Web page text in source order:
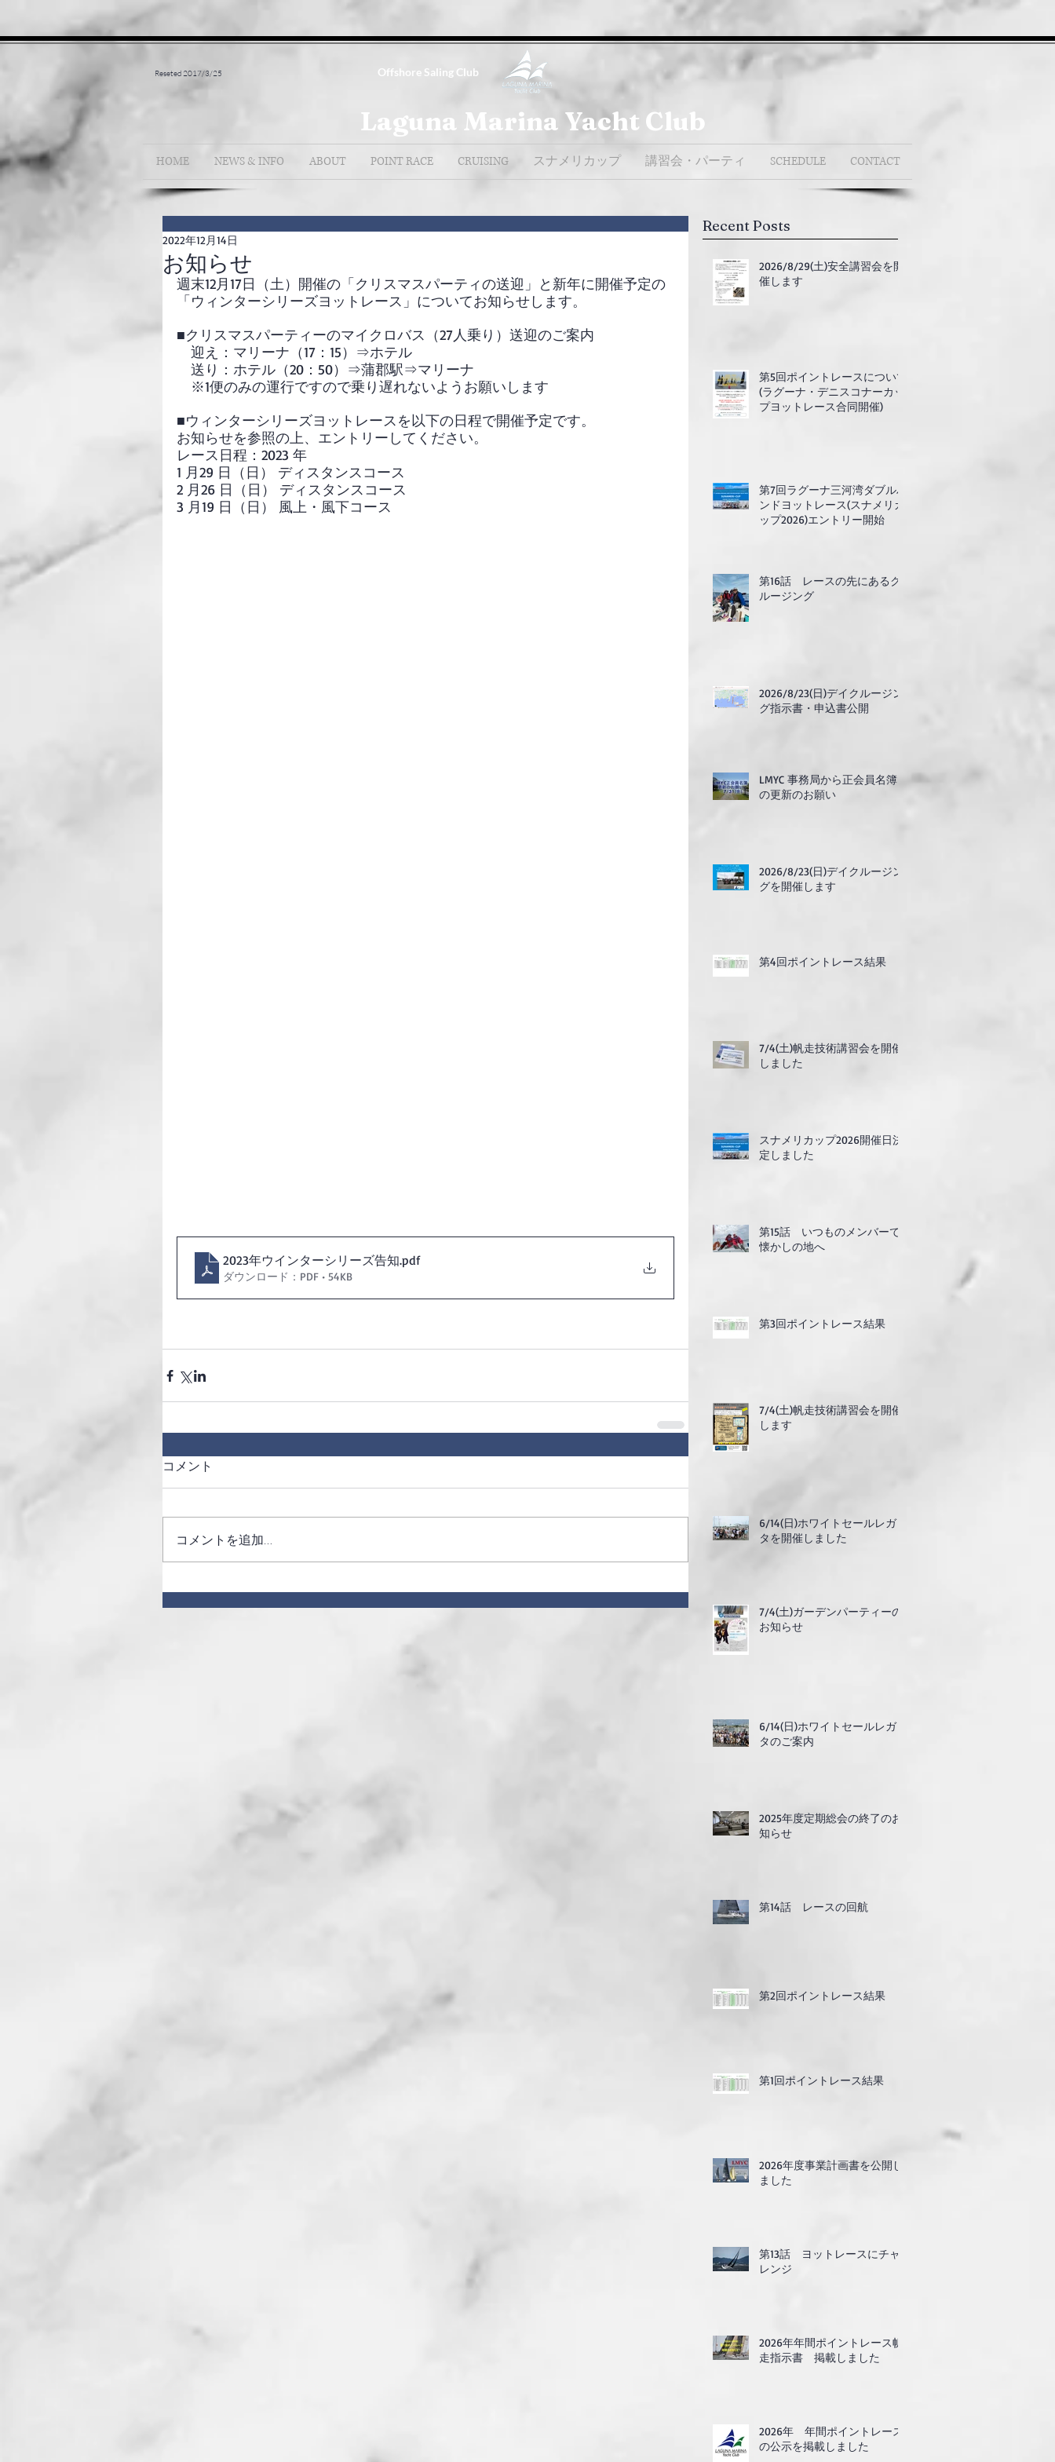
Reseted 2017/3/25 Offshore Saling Club
Laguna Marina Yacht Club
HOME NEWS & INFO ABOUT POINT RACE CRUISING スナメリカップ 講習会・パーティ SCHEDULE CONTACT
お知らせ
2022年12月14日
週末12月17日（土）開催の「クリスマスパーティの送迎」と新年に開催予定の
「ウィンターシリーズヨットレース」についてお知らせします。
■クリスマスパーティーのマイクロバス（27人乗り）送迎のご案内
迎え：マリーナ（17：15）⇒ホテル
送り：ホテル（20：50）⇒蒲郡駅⇒マリーナ
※1便のみの運行ですので乗り遅れないようお願いします
■ウィンターシリーズヨットレースを以下の日程で開催予定です。
お知らせを参照の上、エントリーしてください。
レース日程：2023 年
1 月29 日（日） ディスタンスコース
2 月26 日（日） ディスタンスコース
3 月19 日（日） 風上・風下コース
2023年ウインターシリーズ告知.pdf
ダウンロード：PDF • 54KB
コメント
コメントを追加…
Recent Posts
2026/8/29(土)安全講習会を開
催します
第5回ポイントレースについて
(ラグーナ・デニスコナーカッ
プヨットレース合同開催)
第7回ラグーナ三河湾ダブルハ
ンドヨットレース(スナメリカ
ップ2026)エントリー開始
第16話 レースの先にあるク
ルージング
2026/8/23(日)デイクルージン
グ指示書・申込書公開
LMYC 事務局から正会員名簿
の更新のお願い
2026/8/23(日)デイクルージン
グを開催します
第4回ポイントレース結果
7/4(土)帆走技術講習会を開催
しました
スナメリカップ2026開催日決
定しました
第15話 いつものメンバーで
懐かしの地へ
第3回ポイントレース結果
7/4(土)帆走技術講習会を開催
します
6/14(日)ホワイトセールレガッ
タを開催しました
7/4(土)ガーデンパーティーの
お知らせ
6/14(日)ホワイトセールレガッ
タのご案内
2025年度定期総会の終了のお
知らせ
第14話 レースの回航
第2回ポイントレース結果
第1回ポイントレース結果
2026年度事業計画書を公開し
ました
第13話 ヨットレースにチャ
レンジ
2026年年間ポイントレース帆
走指示書 掲載しました
2026年 年間ポイントレース
の公示を掲載しました